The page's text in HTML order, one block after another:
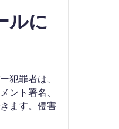
ルに
犯罪者は、
ント署名、
ます。侵害